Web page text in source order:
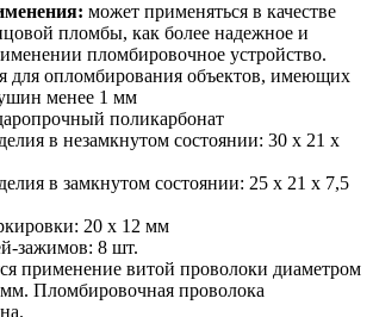
может применяться в качестве
пломбы, как более надежное и
пломбировочное устройство.
для опломбирования объектов, имеющих
менее 1 мм
поликарбонат
в незамкнутом состоянии: 30 x 21 x
в замкнутом состоянии: 25 х 21 х 7,5
20 x 12 мм
зажимов: 8 шт.
применение витой проволоки диаметром
Пломбировочная проволока